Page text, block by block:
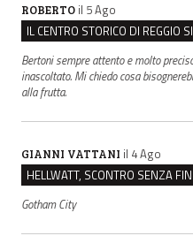
ROBERTO il 5 Ago
Bertoni sempre attento e molto
inascoltato. Mi chiedo cosa
alla frutta.
GIANNI VATTANI il 4 Ago
Gotham City